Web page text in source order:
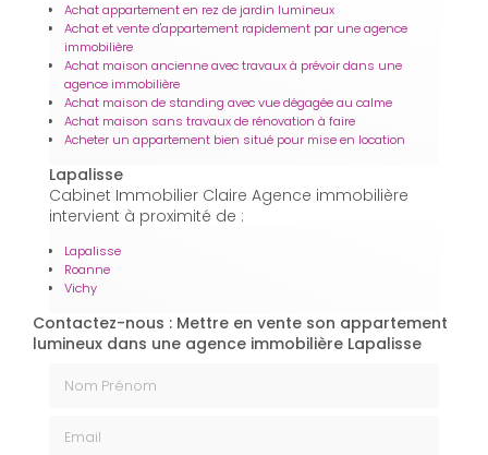
Achat appartement en rez de jardin lumineux
Achat et vente d'appartement rapidement par une agence
immobilière
Achat maison ancienne avec travaux à prévoir dans une
agence immobilière
Achat maison de standing avec vue dégagée au calme
Achat maison sans travaux de rénovation à faire
Acheter un appartement bien situé pour mise en location
Lapalisse
Cabinet Immobilier Claire Agence immobilière
intervient à proximité de :
Lapalisse
Roanne
Vichy
Contactez-nous : Mettre en vente son appartement
lumineux dans une agence immobilière Lapalisse